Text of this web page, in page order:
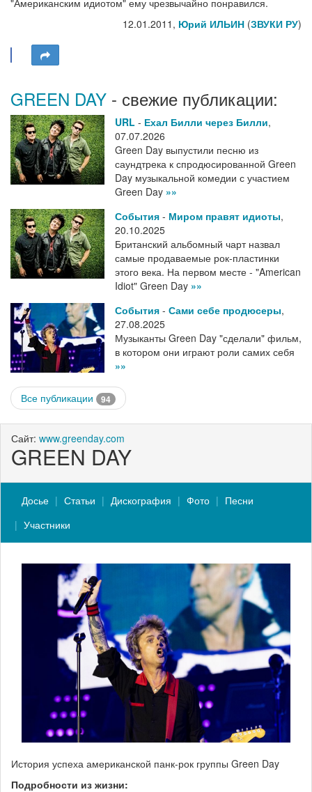
12.01.2011, Юрий ИЛЬИН (ЗВУКИ РУ)
GREEN DAY - свежие публикации:
URL - Ехал Билли через Билли,
07.07.2026
Green Day выпустили песню из
саундтрека к спродюсированной Green
Day музыкальной комедии с участием
Green Day »»
События - Миром правят идиоты,
20.10.2025
Британский альбомный чарт назвал
самые продаваемые рок-пластинки
этого века. На первом месте - "American
Idiot" Green Day »»
События - Сами себе продюсеры,
27.08.2025
Музыканты Green Day "сделали" фильм,
в котором они играют роли самих себя
»»
Все публикации 94
Сайт: www.greenday.com
GREEN DAY
Досье Статьи Дискография Фото
Песни
Участники
История успеха американской панк-рок группы Green Day
Подробности из жизни: